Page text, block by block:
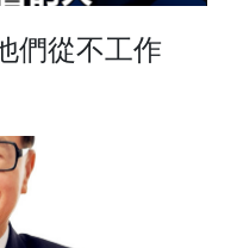
們從不工作